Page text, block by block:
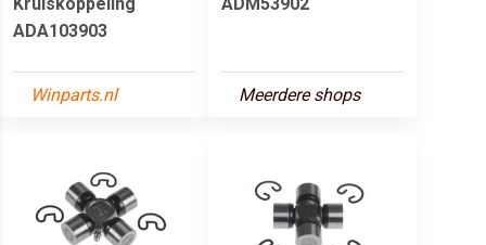
ADA103903
Winparts.nl Meerdere shops